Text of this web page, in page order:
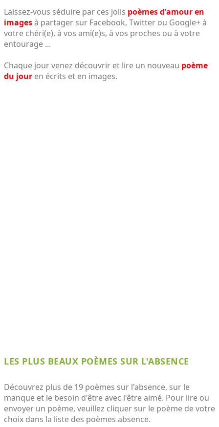
Laissez-vous séduire par ces jolis poèmes d'amour en
imagesà partager sur Facebook, Twitter ou Google+ à
votre chéri(e), à vos ami(e)s, à vos proches ou à votre
entourage ...
Chaque jour venez découvrir et lire un nouveau poème
du jour en écrits et en images.
LES PLUS BEAUX POÈMES SUR L'ABSENCE
Découvrez plus de 19 poèmes sur l'absence, sur le
manque et le besoin d'être avec l'être aimé. Pour lire ou
envoyer un poème, veuillez cliquer sur le poème de votre
choix dans la liste des poèmes absence.